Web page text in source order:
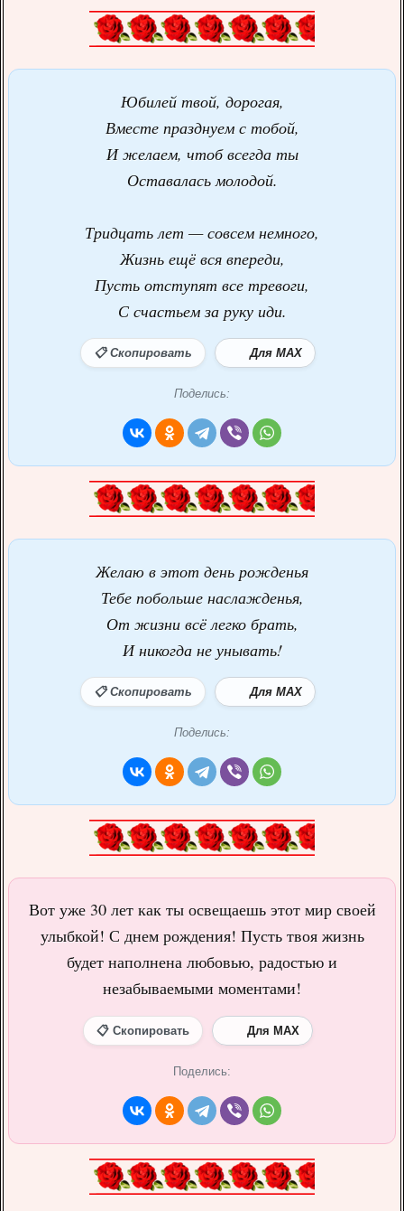
Юбилей твой, дорогая,
Вместе празднуем с тобой,
И желаем, чтоб всегда ты
Оставалась молодой.
Тридцать лет — совсем немного,
Жизнь ещё вся впереди,
Пусть отступят все тревоги,
С счастьем за руку иди.
📋 Скопировать Для MAX
Поделись:
Желаю в этот день рожденья
Тебе побольше наслажденья,
От жизни всё легко брать,
И никогда не унывать!
📋 Скопировать Для MAX
Поделись:
Вот уже 30 лет как ты освещаешь этот мир своей
улыбкой! С днем рождения! Пусть твоя жизнь
будет наполнена любовью, радостью и
незабываемыми моментами!
📋 Скопировать Для MAX
Поделись: